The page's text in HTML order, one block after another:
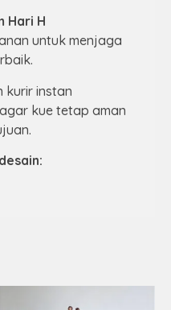
Hari H
untuk menjaga
kurir instan
kue tetap aman